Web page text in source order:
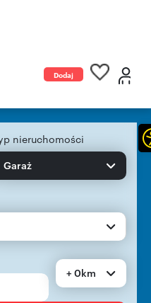
Dodaj
nieruchomości
Garaż
+ 0km